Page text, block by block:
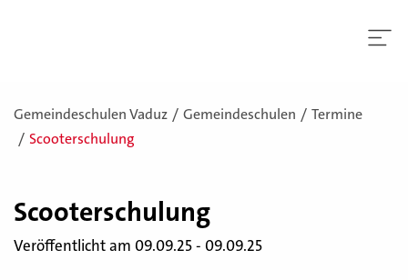
Gemeindeschulen Vaduz Gemeindeschulen
Termine
Scooterschulung
Scoo­ter­schu­lung
Veröffentlicht am 09.09.25 - 09.09.25